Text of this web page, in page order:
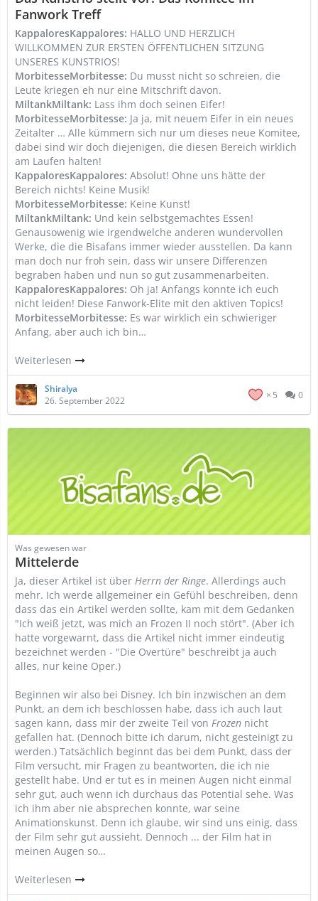
Fanwork Treff
KappaloresKappalores: HALLO UND HERZLICH
WILLKOMMEN ZUR ERSTEN ÖFFENTLICHEN SITZUNG
UNSERES KUNSTRIOS!
MorbitesseMorbitesse: Du musst nicht so schreien, die
Leute kriegen eh nur eine Mitschrift davon.
MiltankMiltank: Lass ihm doch seinen Eifer!
MorbitesseMorbitesse: Ja ja, mit neuem Eifer in ein neues
Zeitalter … Alle kümmern sich nur um dieses neue Komitee,
dabei sind wir doch diejenigen, die diesen Bereich wirklich
am Laufen halten!
KappaloresKappalores: Absolut! Ohne uns hätte der
Bereich nichts! Keine Musik!
MorbitesseMorbitesse: Keine Kunst!
MiltankMiltank: Und kein selbstgemachtes Essen!
Genausowenig wie irgendwelche anderen wundervollen
Werke, die die Bisafans immer wieder ausstellen. Da kann
man doch nur froh sein, dass wir unsere Differenzen
begraben haben und nun so gut zusammenarbeiten.
KappaloresKappalores: Oh ja! Anfangs konnte ich euch
nicht leiden! Diese Fanwork-Elite mit den aktiven Topics!
MorbitesseMorbitesse: Es war wirklich ein schwieriger
Anfang, aber auch ich bin…
Weiterlesen
Shiralya
26. September 2022
5 0
Was gewesen war
Mittelerde
Ja, dieser Artikel ist über Herrn der Ringe. Allerdings auch
mehr. Ich werde allgemeiner ein Gefühl beschreiben, denn
dass das ein Artikel werden sollte, kam mit dem Gedanken
"Ich weiß jetzt, was mich an Frozen II noch stört". (Aber ich
hatte vorgewarnt, dass die Artikel nicht immer eindeutig
bezeichnet werden - "Die Overtüre" beschreibt ja auch
alles, nur keine Oper.)
Beginnen wir also bei Disney. Ich bin inzwischen an dem
Punkt, an dem ich beschlossen habe, dass ich auch laut
sagen kann, dass mir der zweite Teil von Frozen nicht
gefallen hat. (Dennoch bitte ich darum, nicht gesteinigt zu
werden.) Tatsächlich beginnt das bei dem Punkt, dass der
Film versucht, mir Fragen zu beantworten, die ich nie
gestellt habe. Und er tut es in meinen Augen nicht einmal
sehr gut, auch wenn ich durchaus das Potential sehe. Was
ich ihm aber nie absprechen konnte, war seine
Animationskunst. Denn ich glaube, wir sind uns einig, dass
der Film sehr gut aussieht. Dennoch ... der Film hat in
meinen Augen so…
Weiterlesen